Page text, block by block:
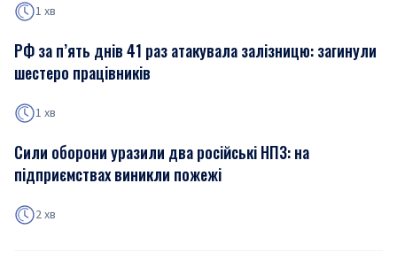
1 хв
РФ за п’ять днів 41 раз атакувала залізницю: загинули
шестеро працівників
1 хв
Сили оборони уразили два російські НПЗ: на
підприємствах виникли пожежі
2 хв